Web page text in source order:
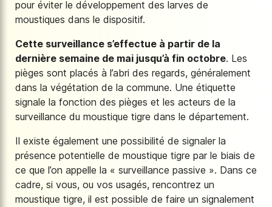
pour éviter le développement des larves de
moustiques dans le dispositif.
Cette surveillance s’effectue à partir de la
dernière semaine de mai jusqu’à fin octobre. Les
pièges sont placés à l’abri des regards, généralement
dans la végétation de la commune. Une étiquette
signale la fonction des pièges et les acteurs de la
surveillance du moustique tigre dans le département.
Il existe également une possibilité de signaler la
présence potentielle de moustique tigre par le biais de
ce que l’on appelle la « surveillance passive ». Dans ce
cadre, si vous, ou vos usagés, rencontrez un
moustique tigre, il est possible de faire un signalement